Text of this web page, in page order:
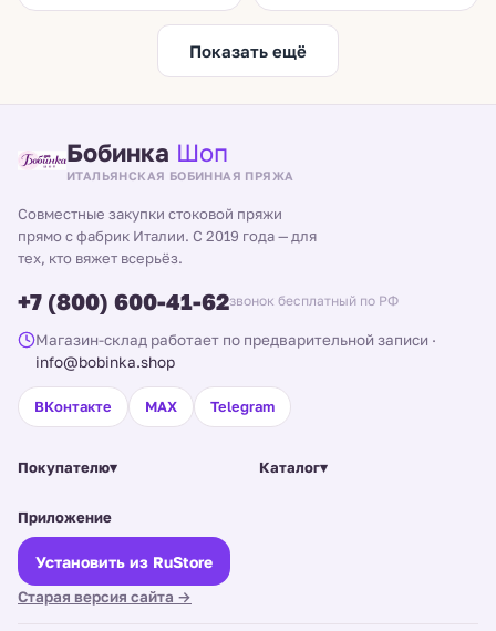
Показать ещё
Бобинка Шоп
ИТАЛЬЯНСКАЯ БОБИННАЯ ПРЯЖА
Совместные закупки стоковой пряжи
прямо с фабрик Италии. С 2019 года — для
тех, кто вяжет всерьёз.
+7 (800) 600-41-62звонок бесплатный по РФ
Магазин-склад работает по предварительной записи ·
info@bobinka.shop
ВКонтакте MAX Telegram
Покупателю▾ Каталог▾
Приложение
Установить из RuStore
Старая версия сайта →